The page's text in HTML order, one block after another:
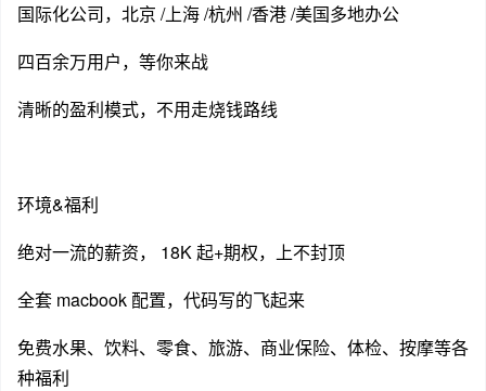
国际化公司，北京 /上海 /杭州 /香港 /美国多地办公
四百余万用户，等你来战
清晰的盈利模式，不用走烧钱路线
环境&福利
绝对一流的薪资， 18K 起+期权，上不封顶
全套 macbook 配置，代码写的飞起来
免费水果、饮料、零食、旅游、商业保险、体检、按摩等各
种福利